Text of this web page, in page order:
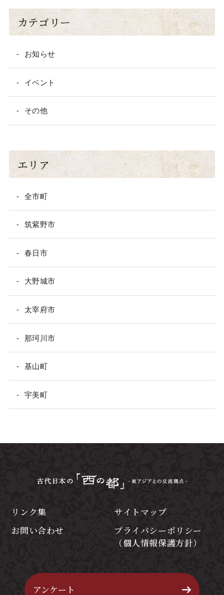
カテゴリー
お知らせ
イベント
その他
エリア
全市町
筑紫野市
春日市
大野城市
太宰府市
那珂川市
基山町
宇美町
リンク集
サイトマップ
お問い合わせ
プライバシーポリシー
（個人情報保護方針）
アンケート